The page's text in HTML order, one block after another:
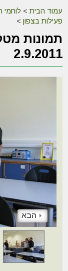
עמוד הבית > לוחמי
פעילות בצפון >
תמונות
2.9.2011
הבא